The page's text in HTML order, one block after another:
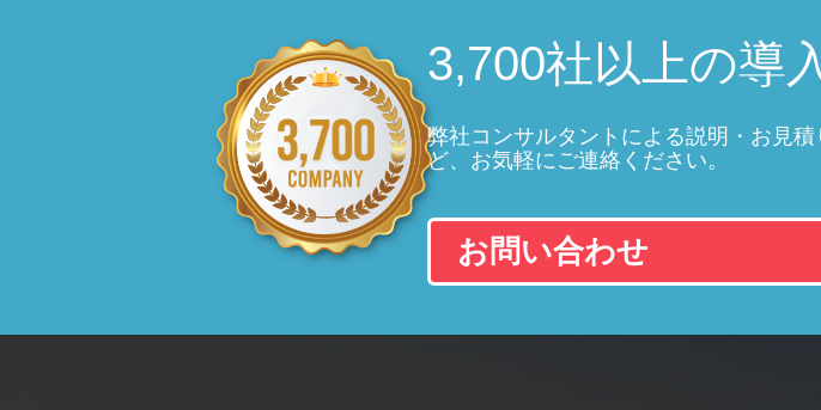
3,700社以上の導
弊社コンサルタントによる説明・お見積
ど、お気軽にご連絡ください。
お問い合わせ